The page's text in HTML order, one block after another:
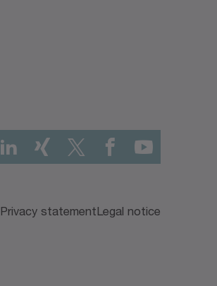
Privacy statementLegal notice